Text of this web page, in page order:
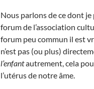
Nous parlons de ce dont
forum de l’association
forum peu commun il est
n’est pas (ou plus)
l’enfantautrement, cela
l’utérus de notre âme.